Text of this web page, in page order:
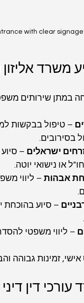
with clear signage
משרד
במתן שירותים
– טיפול בבקשות
בסירובים.
ישראלים –
או נישואי יוטה.
– ליווי
– סיוע בהוכחת
– ליווי משפטי
זמינות גבוהה
דין